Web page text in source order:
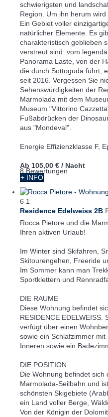
schwierigsten und
Region. Um ihn herum
Ein Gebiet voller
natürlicher Elemente. Es
charakteristisch geblieben
verstreut sind: vom
Panorama Laste, von der
die durch Sottoguda führt,
seit 2016. Vergessen Sie
Sehenswürdigkeiten der
Marmolada mit dem
Museum "Vittorino
Fußabdrücken der
aus "Mondeval".
Energie Effizienzklasse F,
8 Bewertungen
Ab 105,00 € / Nacht
+ INFO
6 1
Residence Edelweiss 2B
Rocca Pietore und die
Ihren aktiven Urlaub!
Im Winter sind Skifahren,
Skitourengehen, Freeride
Im Sommer kann man
Sportklettern und
DIE RAUME
Diese Wohnung befindet
RESIDENCE
verfügt über einen
sowie ein Schlafzimmer
Inneren sowie ein
DIE POSITION
Die Wohnung befindet
Marmolada-Seilbahn und
schönsten Skigebiete
ein Land voller Berge,
Von der Königin der